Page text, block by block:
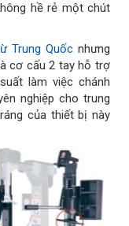
hề rẻ một chút
Trung Quốc nhưng
cơ cấu 2 tay hỗ trợ
làm việc chánh
nghiệp cho trung
của thiết bị này